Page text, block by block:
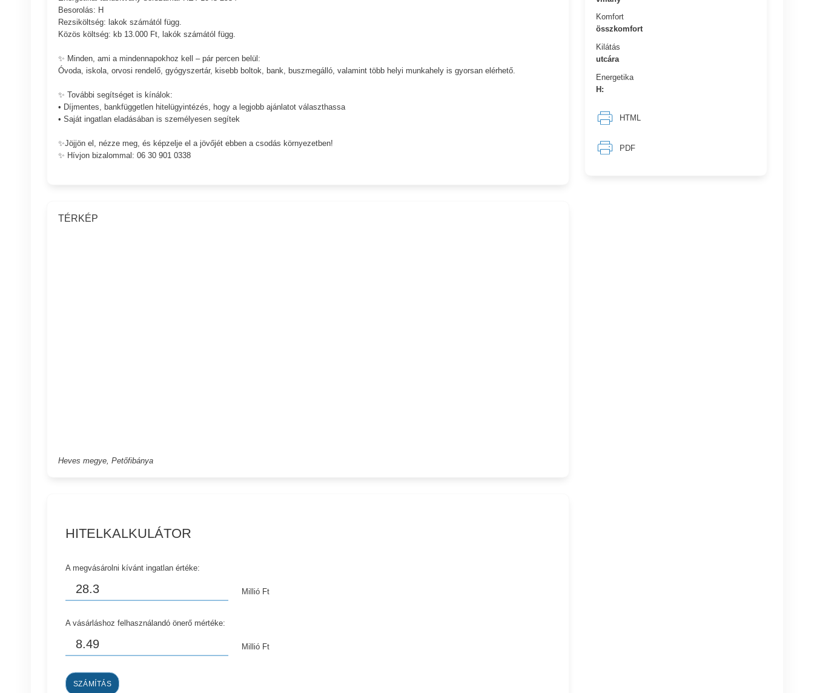
Komfort
összkomfort
Kilátás
utcára
Energetika
H:
HTML
PDF
Besorolás: H
Rezsiköltség: lakok számától függ.
Közös költség: kb 13.000 Ft, lakók számától függ.
✨ Minden, ami a mindennapokhoz kell – pár percen belül:
Óvoda, iskola, orvosi rendelő, gyógyszertár, kisebb boltok, bank, buszmegálló, valamint több helyi munkahely is gyorsan elérhető.
✨ További segítséget is kínálok:
• Díjmentes, bankfüggetlen hitelügyintézés, hogy a legjobb ajánlatot választhassa
• Saját ingatlan eladásában is személyesen segítek
✨Jöjjön el, nézze meg, és képzelje el a jövőjét ebben a csodás környezetben!
✨ Hívjon bizalommal: 06 30 901 0338
TÉRKÉP
Heves megye, Petőfibánya
HITELKALKULÁTOR
A megvásárolni kívánt ingatlan értéke:
Millió Ft
A vásárláshoz felhasználandó önerő mértéke:
Millió Ft
SZÁMÍTÁS